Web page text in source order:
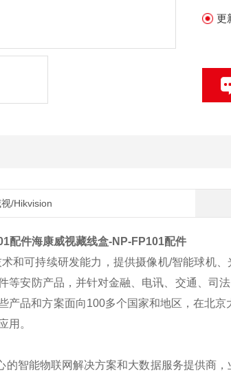
更
/Hikvision
配件海康威视藏线盒-NP-FP101配件
和可持续研发能力，提供摄像机/智能球机
等安防产品，并针对金融、电讯、交通、司
产品和方案面向100多个国家和地区，在北
用。
智能物联网解决方案和大数据服务提供商